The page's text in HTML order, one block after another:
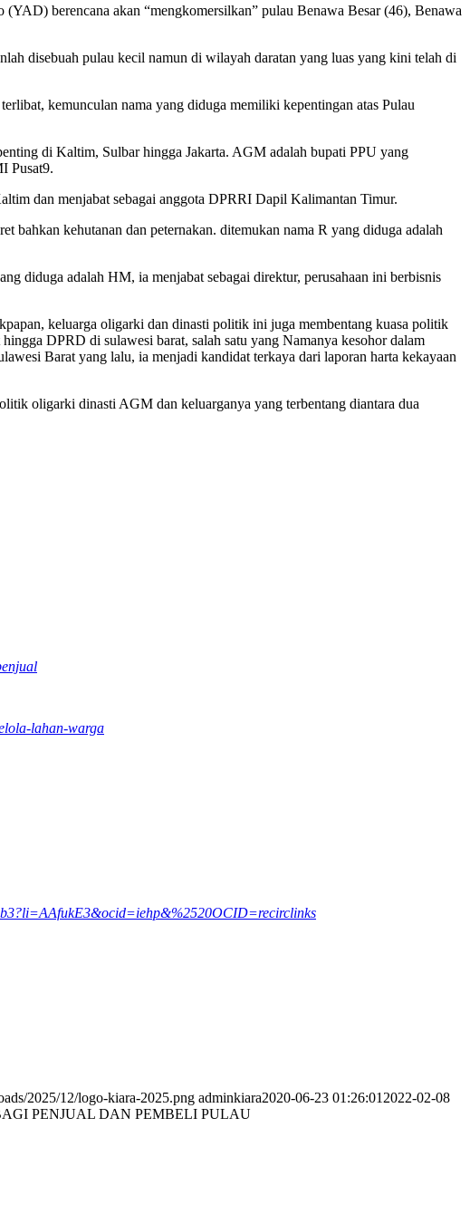
berencana akan “mengkomersilkan” pulau Benawa Besar (46), Benawa
disebuah pulau kecil namun di wilayah daratan yang luas yang kini telah di
kemunculan nama yang diduga memiliki kepentingan atas Pulau
di Kaltim, Sulbar hingga Jakarta. AGM adalah bupati PPU yang
Pusat9.
dan menjabat sebagai anggota DPRRI Dapil Kalimantan Timur.
bahkan kehutanan dan peternakan. ditemukan nama R yang diduga adalah
diduga adalah HM, ia menjabat sebagai direktur, perusahaan ini berbisnis
keluarga oligarki dan dinasti politik ini juga membentang kuasa politik
DPRD di sulawesi barat, salah satu yang Namanya kesohor dalam
Barat yang lalu, ia menjadi kandidat terkaya dari laporan harta kekayaan
oligarki dinasti AGM dan keluarganya yang terbentang diantara dua
lahan-warga
2025/12/logo-kiara-2025.png adminkiara2020-06-23 01:26:01 2022-02-08
PENJUAL DAN PEMBELI PULAU